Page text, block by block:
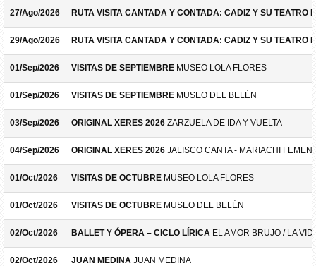
27/Ago/2026 RUTA VISITA CANTADA Y CONTADA: CADIZ Y SU TEATRO
29/Ago/2026 RUTA VISITA CANTADA Y CONTADA: CADIZ Y SU TEATRO
01/Sep/2026 VISITAS DE SEPTIEMBRE MUSEO LOLA FLORES
01/Sep/2026 VISITAS DE SEPTIEMBRE MUSEO DEL BELÉN
03/Sep/2026 ORIGINAL XERES 2026 ZARZUELA DE IDA Y VUELTA
04/Sep/2026 ORIGINAL XERES 2026 JALISCO CANTA - MARIACHI
01/Oct/2026 VISITAS DE OCTUBRE MUSEO LOLA FLORES
01/Oct/2026 VISITAS DE OCTUBRE MUSEO DEL BELÉN
02/Oct/2026 BALLET Y ÓPERA – CICLO LÍRICA EL AMOR BRUJO / LA
02/Oct/2026 JUAN MEDINA JUAN MEDINA